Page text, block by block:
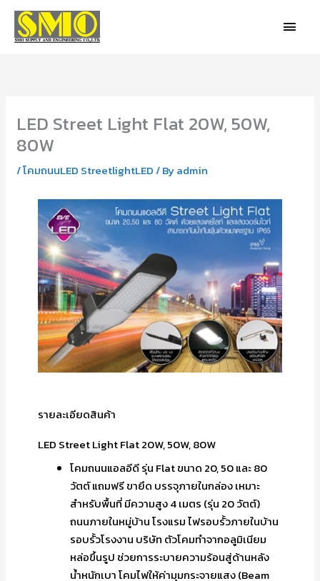
Skip
content
LED Street Light Flat 20W, 50W,
80W
/โคมถนนLED StreetlightLED/ Byadmin
รายละเอียดสินค้า
LED Street Light Flat 20W, 50W, 80W
โคมถนนแอลอีดี รุ่น Flat ขนาด 20, 50 และ 80
วัตต์ แถมฟรี ขายึด บรรจุภายในกล่อง เหมาะ
สำหรับพื้นที่ มีความสูง 4 เมตร (รุ่น 20 วัตต์)
ถนนภายในหมู่บ้าน โรงแรม ไฟรอบรั้วภายในบ้าน
รอบรั้วโรงงาน บริษัท ตัวโคมทำจากอลูมิเนียม
หล่อขึ้นรูป ช่วยการระบายความร้อนสู่ด้านหลัง
น้ำหนักเบา โคมไฟให้ค่ามุมกระจายแสง (Beam